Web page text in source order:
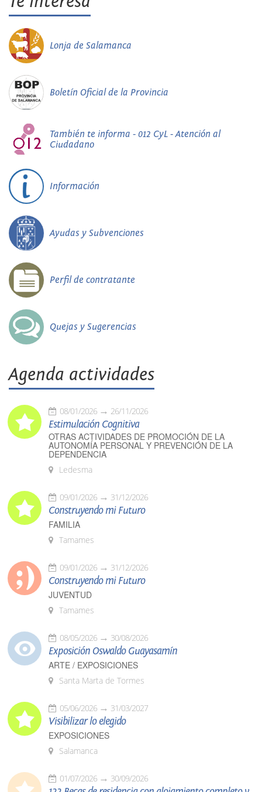
Lonja de Salamanca
Boletín Oficial de la Provincia
También te informa - 012 CyL - Atención al
Ciudadano
Información
Ayudas y Subvenciones
Perfil de contratante
Quejas y Sugerencias
Agenda actividades
08/01/2026 26/11/2026
Estimulación Cognitiva
OTRAS ACTIVIDADES DE PROMOCIÓN DE LA
AUTONOMÍA PERSONAL Y PREVENCIÓN DE LA
DEPENDENCIA
Ledesma
09/01/2026 31/12/2026
Construyendo mi Futuro
FAMILIA
Tamames
09/01/2026 31/12/2026
Construyendo mi Futuro
JUVENTUD
Tamames
08/05/2026 30/08/2026
Exposición Oswaldo Guayasamín
ARTE / EXPOSICIONES
Santa Marta de Tormes
05/06/2026 31/03/2027
Visibilizar lo elegido
EXPOSICIONES
Salamanca
01/07/2026 30/09/2026